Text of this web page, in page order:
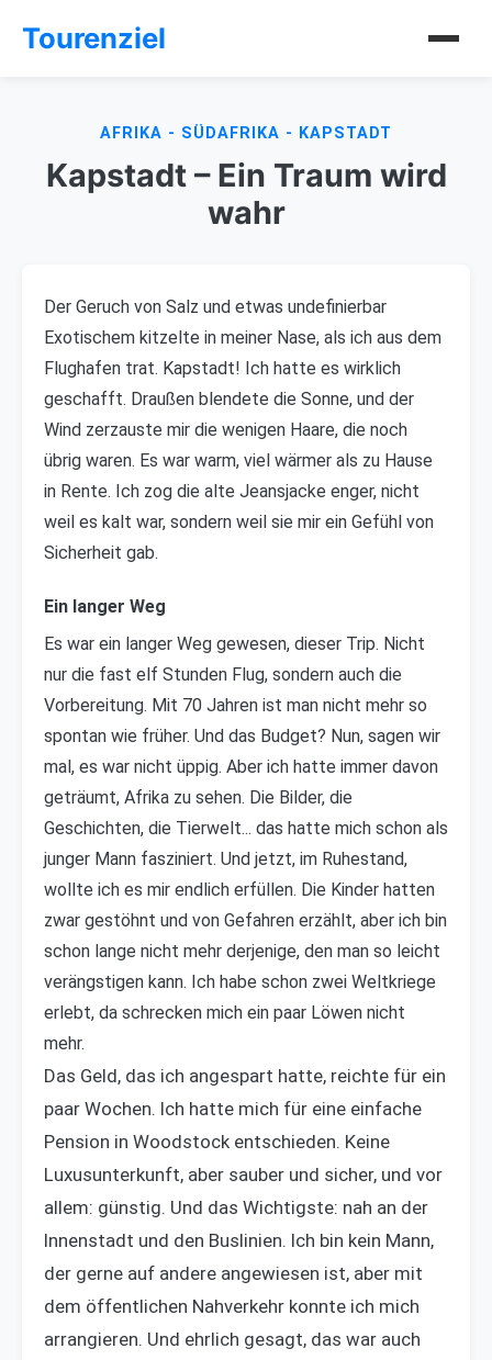
Tourenziel
AFRIKA - SÜDAFRIKA - KAPSTADT
Kapstadt – Ein Traum wird
wahr
Der Geruch von Salz und etwas undefinierbar
Exotischem kitzelte in meiner Nase, als ich aus dem
Flughafen trat. Kapstadt! Ich hatte es wirklich
geschafft. Draußen blendete die Sonne, und der
Wind zerzauste mir die wenigen Haare, die noch
übrig waren. Es war warm, viel wärmer als zu Hause
in Rente. Ich zog die alte Jeansjacke enger, nicht
weil es kalt war, sondern weil sie mir ein Gefühl von
Sicherheit gab.
Ein langer Weg
Es war ein langer Weg gewesen, dieser Trip. Nicht
nur die fast elf Stunden Flug, sondern auch die
Vorbereitung. Mit 70 Jahren ist man nicht mehr so
spontan wie früher. Und das Budget? Nun, sagen wir
mal, es war nicht üppig. Aber ich hatte immer davon
geträumt, Afrika zu sehen. Die Bilder, die
Geschichten, die Tierwelt... das hatte mich schon als
junger Mann fasziniert. Und jetzt, im Ruhestand,
wollte ich es mir endlich erfüllen. Die Kinder hatten
zwar gestöhnt und von Gefahren erzählt, aber ich bin
schon lange nicht mehr derjenige, den man so leicht
verängstigen kann. Ich habe schon zwei Weltkriege
erlebt, da schrecken mich ein paar Löwen nicht
mehr.
Das Geld, das ich angespart hatte, reichte für ein
paar Wochen. Ich hatte mich für eine einfache
Pension in Woodstock entschieden. Keine
Luxusunterkunft, aber sauber und sicher, und vor
allem: günstig. Und das Wichtigste: nah an der
Innenstadt und den Buslinien. Ich bin kein Mann,
der gerne auf andere angewiesen ist, aber mit
dem öffentlichen Nahverkehr konnte ich mich
arrangieren. Und ehrlich gesagt, das war auch